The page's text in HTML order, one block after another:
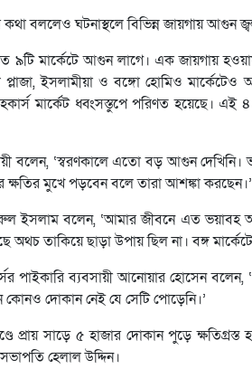
কথা বললেও ঘটনাস্থলে বিভিন্ন জায়গায় আগুন
৯টি মার্কেটে আগুন লাগে। এক জায়গায়
ইসলামীয়া ও বঙ্গো হোমিও
হকার্স মার্কেট ধ্বংসস্তুপে পরিণত হয়েছে।
বলেন, ‘স্বরণকালে এতো বড় আগুন
মুখে পড়বেন বলে তারা আশঙ্কা করছেন।’
ইসলাম বলেন, ‘আমার জীবনে এত
তাকিয়ে ছাড়া উপায় ছিল না। বঙ্গ
পাইকারি ব্যবসায়ী আনোয়ার হোসেন
দোকান নেই যে সেটি পোড়েনি।’
প্রায় সাড়ে ৫ হাজার দোকান পুড়ে
হেলাল উদ্দিন।